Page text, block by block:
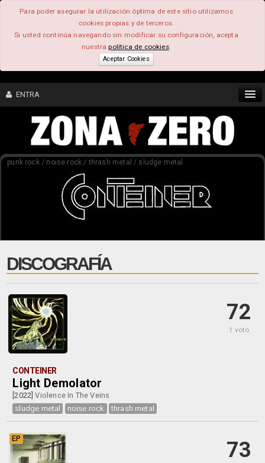
Para poder asegurar la utilización óptima de este sitio utilizamos
cookies propias y de terceros.
Si usted continúa navegando sin modificar su configuración, acepta
nuestrapolítica de cookies.
Aceptar Cookies
ENTRA
CONTENIDO
FEEEDBACK
punk rock / noise rock / thrash metal / sludge metal
DISCOGRAFÍA
72
1 voto
CONTEINER
Light Demolator
[2022]Violence In The Veins
sludge metal
noise rock thrash metal
73
EP